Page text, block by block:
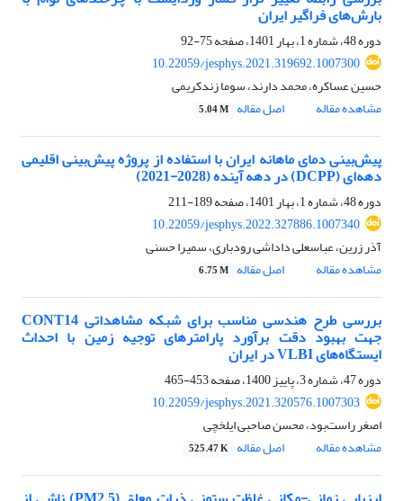
بارش‌های فراگیر ایران
دوره 48، شماره 1، بهار 1401، صفحه
75-92
10.22059/jesphys.2021.319692.1007300
حسین عساکره، محمد دارند، سوما زندکریمی
مشاهده مقاله
اصل مقاله 5.04 M
پیش‌بینی دمای ماهانه ایران با استفاده از پروژه پیش‌بینی اقلیمی
دهه‌ای (DCPP) در دهه‌ آینده (2028-2021)
دوره 48، شماره 1، بهار 1401، صفحه
189-211
10.22059/jesphys.2022.327886.1007340
آذر زرین، عباسعلی داداشی رودباری، سمیرا حسنی
مشاهده مقاله
اصل مقاله 6.75 M
بررسی طرح هندسی مناسب برای شبکه مشاهداتی CONT14
جهت بهبود دقت برآورد پارامترهای توجیه زمین با احداث
ایستگاه‌های VLBI در ایران
دوره 47، شماره 3، پاییز 1400، صفحه
453-465
10.22059/jesphys.2021.320576.1007303
اصغر راست‌‌بود، محسن صاحبی ایلخچی
مشاهده مقاله
اصل مقاله 525.47 K